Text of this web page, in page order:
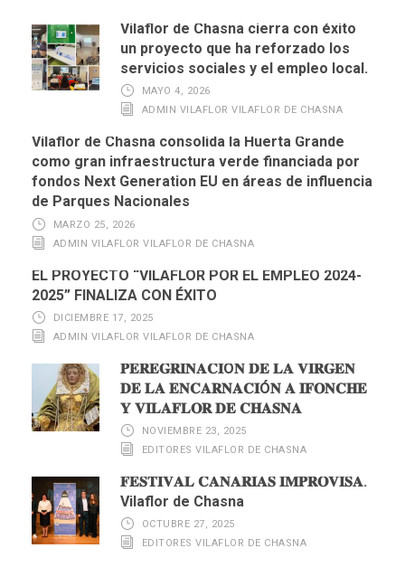
Vilaflor de Chasna cierra con éxito
un proyecto que ha reforzado los
servicios sociales y el empleo local.
MAYO 4, 2026
ADMIN VILAFLOR VILAFLOR DE CHASNA
Vilaflor de Chasna consolida la Huerta Grande
como gran infraestructura verde financiada por
fondos Next Generation EU en áreas de influencia
de Parques Nacionales
MARZO 25, 2026
ADMIN VILAFLOR VILAFLOR DE CHASNA
EL PROYECTO “VILAFLOR POR EL EMPLEO 2024-
2025” FINALIZA CON ÉXITO
DICIEMBRE 17, 2025
ADMIN VILAFLOR VILAFLOR DE CHASNA
𝐏𝐄𝐑𝐄𝐆𝐑𝐈𝐍𝐀𝐂𝐈Ó𝐍 𝐃𝐄 𝐋𝐀 𝐕𝐈𝐑𝐆𝐄𝐍
𝐃𝐄 𝐋𝐀 𝐄𝐍𝐂𝐀𝐑𝐍𝐀𝐂𝐈Ó𝐍 𝐀 𝐈𝐅𝐎𝐍𝐂𝐇𝐄
𝐘 𝐕𝐈𝐋𝐀𝐅𝐋𝐎𝐑 𝐃𝐄 𝐂𝐇𝐀𝐒𝐍𝐀
NOVIEMBRE 23, 2025
EDITORES VILAFLOR DE CHASNA
𝐅𝐄𝐒𝐓𝐈𝐕𝐀𝐋 𝐂𝐀𝐍𝐀𝐑𝐈𝐀𝐒 𝐈𝐌𝐏𝐑𝐎𝐕𝐈𝐒𝐀.
Vilaflor de Chasna
OCTUBRE 27, 2025
EDITORES VILAFLOR DE CHASNA